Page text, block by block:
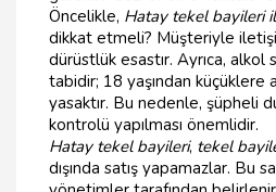
Öncelikle, Hatay tekel bayileri
dikkat etmeli? Müşteriyle
dürüstlük esastır. Ayrıca, alkol
tabidir; 18 yaşından küçüklere
yasaktır. Bu nedenle, şüpheli
kontrolü yapılması önemlidir.
Hatay tekel bayileri, tekel
dışında satış yapamazlar. Bu